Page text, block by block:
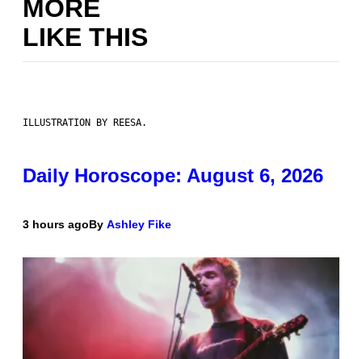
MORE
LIKE THIS
ILLUSTRATION BY REESA.
Daily Horoscope: August 6, 2026
3 hours agoBy Ashley Fike